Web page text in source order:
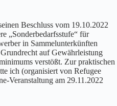
Beschluss vom 19.10.2022
„Sonderbedarfsstufe“ für
in Sammelunterkünften
auf Gewährleistung
verstößt. Zur praktischen
ich (organisiert von Refugee
Veranstaltung am 29.11.2022